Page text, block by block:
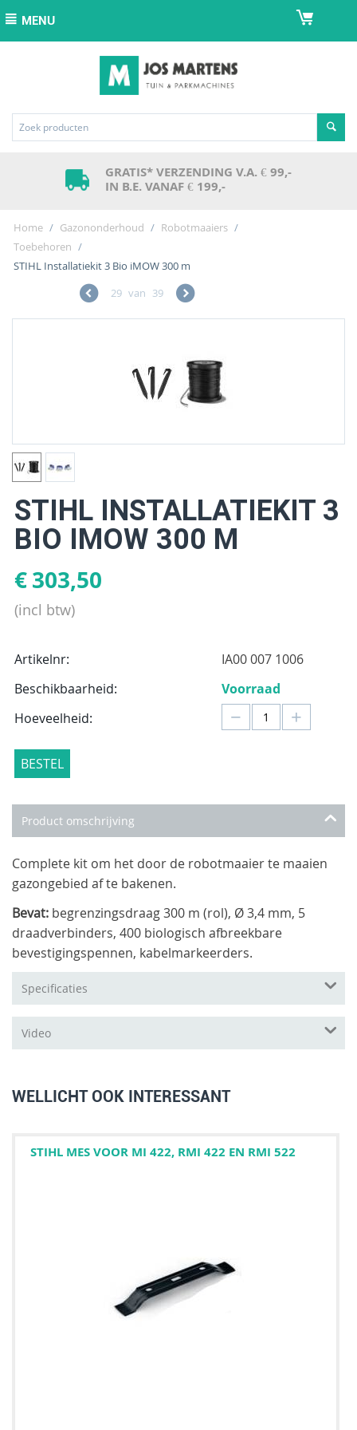
MENU
GRATIS* VERZENDING V.A. € 99,-
IN B.E. VANAF € 199,-
Home / Gazononderhoud / Robotmaaiers /
Toebehoren /
STIHL Installatiekit 3 Bio iMOW 300 m
29 van 39
STIHL INSTALLATIEKIT 3
BIO IMOW 300 M
€303,50
(incl btw)
Artikelnr:
IA00 007 1006
Beschikbaarheid:
Voorraad
Hoeveelheid:
+
−
BESTEL
Product omschrijving
Complete kit om het door de robotmaaier te maaien
gazongebied af te bakenen.
Bevat: begrenzingsdraag 300 m (rol), Ø 3,4 mm, 5
draadverbinders, 400 biologisch afbreekbare
bevestigingspennen, kabelmarkeerders.
Specificaties
Video
WELLICHT OOK INTERESSANT
STIHL MES VOOR MI 422, RMI 422 EN RMI 522